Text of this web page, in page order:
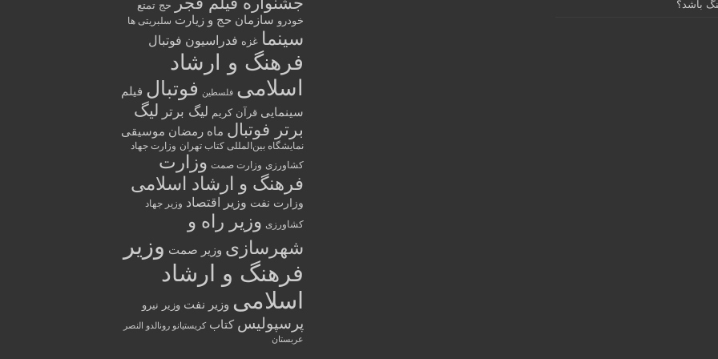
باشد؟
حج تمتع
خودرو سازمان حج و زیارت سلبریتی ها
سینما غزه فدراسیون فوتبال
فرهنگ و ارشاد
اسلامی فلسطین فوتبال فیلم
سینمایی قرآن کریم لیگ برتر لیگ
برتر فوتبال ماه رمضان موسیقی
نمایشگاه بین‌المللی کتاب تهران وزارت جهاد
کشاورزی وزارت صمت وزارت
فرهنگ و ارشاد اسلامی
وزارت نفت وزیر اقتصاد وزیر جهاد
کشاورزی وزیر راه و
شهرسازی وزیر صمت وزیر
فرهنگ و ارشاد
اسلامی وزیر نفت وزیر نیرو
پرسپولیس کتاب کریستیانو رونالدو النصر
عربستان